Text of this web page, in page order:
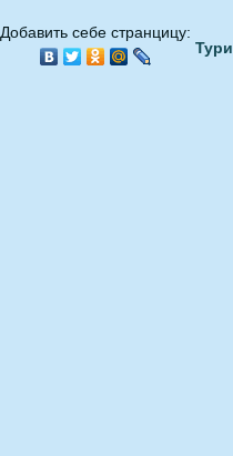
Добавить себе странцицу: